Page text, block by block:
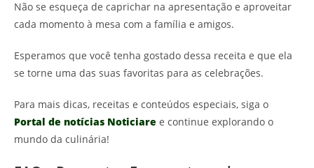
Não se esqueça de caprichar na apresentação e aproveitar
cada momento à mesa com a família e amigos.
Esperamos que você tenha gostado dessa receita e que ela
se torne uma das suas favoritas para as celebrações.
Para mais dicas, receitas e conteúdos especiais, siga o
Portal de notícias Noticiare e continue explorando o
mundo da culinária!